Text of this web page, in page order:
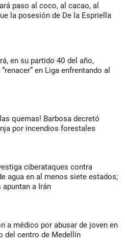
paso al coco, al cacao, al
la posesión de De la Espriella
en su partido 40 del año,
en Liga enfrentando al
quemas! Barbosa decretó
por incendios forestales
ciberataques contra
agua en al menos siete estados;
a Irán
a médico por abusar de joven en
del centro de Medellín